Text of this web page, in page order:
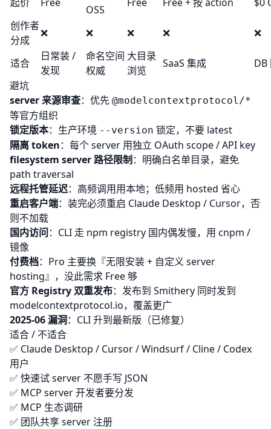
OSS
创作者
分成
❌ ❌ ❌ ❌ ❌
适合
日常装 /
发现
命名空间
权威
大目录
浏览
SaaS 集成
DB
避坑
server 来源审查：优先 @modelcontextprotocol/*
等官方组织
锁定版本：生产环境 --version 锁定，不要 latest
隔离 token：每个 server 用独立 OAuth scope / API key
filesystem server 路径限制 ：明确白名单目录，避免
path traversal
远程托管延迟：高频调用用本地；低频用 hosted 省心
重启客户端：装完必须重启 Claude Desktop / Cursor，否
则不加载
国内访问：CLI 走 npm registry 国内偶发慢，用 cnpm /
镜像
付费档：Pro 主要换『无限安装 + 自定义 server
hosting』，没此需求 Free 够
官方 Registry 双重发布：发布到 Smithery 同时发到
modelcontextprotocol.io，覆盖更广
2025-06 漏洞：CLI 升到最新版（已修复）
适合 / 不适合
✅ Claude Desktop / Cursor / Windsurf / Cline / Codex
用户
✅ 快速试 server 不愿手写 JSON
✅ MCP server 开发者要分发
✅ MCP 生态调研
✅ 团队共享 server 注册